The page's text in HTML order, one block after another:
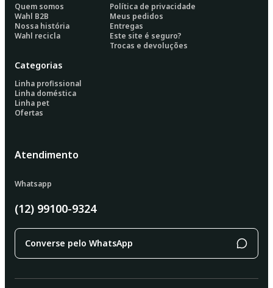
Quem somos
Wahl B2B
Nossa história
Wahl recicla
Política de privacidade
Meus pedidos
Entregas
Este site é seguro?
Trocas e devoluções
Categorias
Linha profissional
Linha doméstica
Linha pet
Ofertas
Atendimento
Whatsapp
(12) 99100-9324
Converse pelo WhatsApp